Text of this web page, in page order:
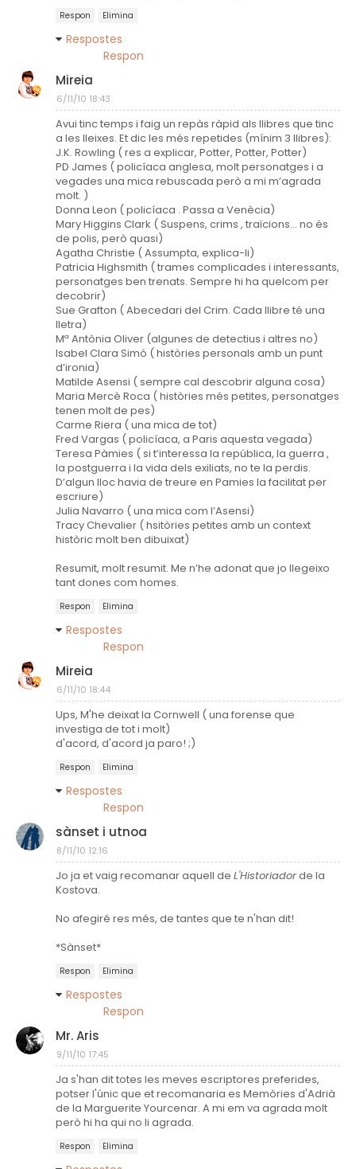
Respon Elimina
Respostes
Respon
Mireia
6/11/10 18:43
Avui tinc temps i faig un repàs ràpid als llibres que tinc
a les lleixes. Et dic les més repetides (mínim 3 llibres):
J.K. Rowling ( res a explicar, Potter, Potter, Potter)
PD James ( policíaca anglesa, molt personatges i a
vegades una mica rebuscada però a mi m’agrada
molt. )
Donna Leon ( policíaca . Passa a Venècia)
Mary Higgins Clark ( Suspens, crims , traïcions... no és
de polis, però quasi)
Agatha Christie ( Assumpta, explica-li)
Patricia Highsmith ( trames complicades i interessants,
personatges ben trenats. Sempre hi ha quelcom per
decobrir)
Sue Grafton ( Abecedari del Crim. Cada llibre té una
lletra)
Mª Antònia Oliver (algunes de detectius i altres no)
Isabel Clara Simó ( històries personals amb un punt
d’ironia)
Matilde Asensi ( sempre cal descobrir alguna cosa)
Maria Mercè Roca ( històries més petites, personatges
tenen molt de pes)
Carme Riera ( una mica de tot)
Fred Vargas ( policíaca, a Paris aquesta vegada)
Teresa Pàmies ( si t’interessa la república, la guerra ,
la postguerra i la vida dels exiliats, no te la perdis.
D’algun lloc havia de treure en Pamies la facilitat per
escriure)
Julia Navarro ( una mica com l’Asensi)
Tracy Chevalier ( hsitòries petites amb un context
històric molt ben dibuixat)
Resumit, molt resumit. Me n’he adonat que jo llegeixo
tant dones com homes.
Respon Elimina
Respostes
Respon
Mireia
6/11/10 18:44
Ups, M'he deixat la Cornwell ( una forense que
investiga de tot i molt)
d'acord, d'acord ja paro! ;)
Respon Elimina
Respostes
Respon
sànset i utnoa
8/11/10 12:16
Jo ja et vaig recomanar aquell de L'Historiadorde la
Kostova.
No afegiré res més, de tantes que te n'han dit!
*Sànset*
Respon Elimina
Respostes
Respon
Mr. Aris
9/11/10 17:45
Ja s'han dit totes les meves escriptores preferides,
potser l'únic que et recomanaria es Memòries d'Adrià
de la Marguerite Yourcenar. A mi em va agrada molt
però hi ha qui no li agrada.
Respon Elimina